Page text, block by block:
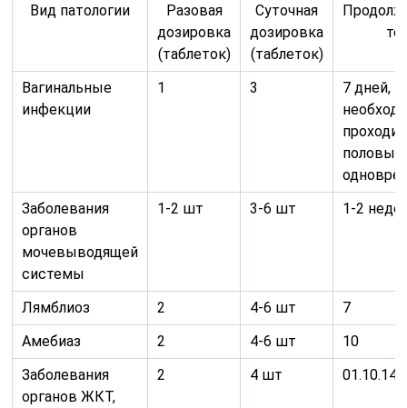
Вид патологии
Разовая
дозировка
(таблеток)
Суточная
дозировка
(таблеток)
Вагинальные
инфекции
1 3
7 дней,
половым
Заболевания
органов
мочевыводящей
системы
1-2 шт 3-6 шт 1-2
Лямблиоз 2 4-6 шт
7
Амебиаз
2 4-6 шт
10
Заболевания
органов ЖКТ,
2 4 шт 01.10.14